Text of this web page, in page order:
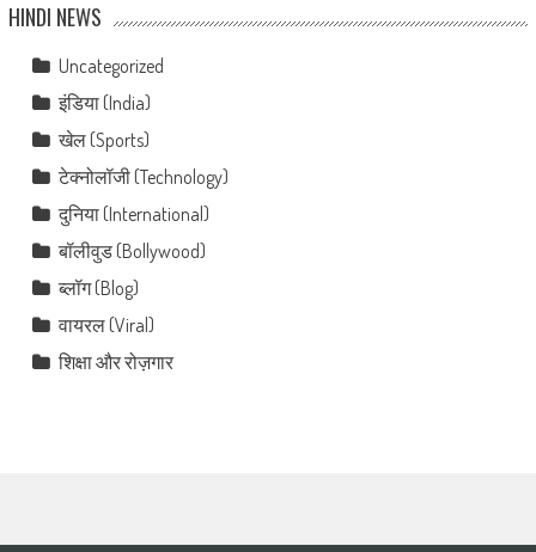
HINDI NEWS
Uncategorized
इंडिया (India)
खेल (Sports)
टेक्नोलॉजी (Technology)
दुनिया (International)
बॉलीवुड (Bollywood)
ब्लॉग (Blog)
वायरल (Viral)
शिक्षा और रोज़गार